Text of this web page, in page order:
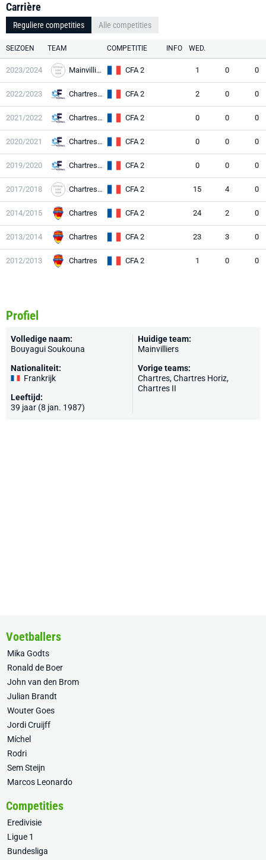
Carrière
Reguliere competities Alle competities
SEIZOEN TEAM COMPETITIE INFO WED.
2023/2024 Mainvilliers CFA 2 1 0 0
2022/2023 Chartres II CFA 2 2 0 0
2021/2022 Chartres II CFA 2 0 0 0
2020/2021 Chartres II CFA 2 0 0 0
2019/2020 Chartres II CFA 2 0 0 0
2017/2018 Chartres Horiz CFA 2 15 4 0
2014/2015 Chartres CFA 2 24 2 0
2013/2014 Chartres CFA 2 23 3 0
2012/2013 Chartres CFA 2 1 0 0
Profiel
Volledige naam:
Bouyagui Soukouna
Nationaliteit:
Frankrijk
Leeftijd:
39 jaar (8 jan. 1987)
Huidige team:
Mainvilliers
Vorige teams:
Chartres, Chartres Horiz,
Chartres II
Voetballers
Mika Godts
Ronald de Boer
John van den Brom
Julian Brandt
Wouter Goes
Jordi Cruijff
Míchel
Rodri
Sem Steijn
Marcos Leonardo
Competities
Eredivisie
Ligue 1
Bundesliga